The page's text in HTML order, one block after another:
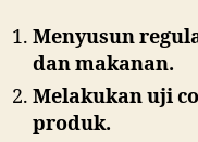
Menyusun
dan makanan.
Melakukan uji
produk.